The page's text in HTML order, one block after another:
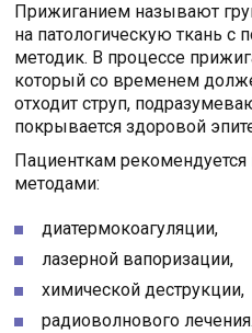
Прижиганием называют
на патологическую ткань
методик. В процессе
который со временем
отходит струп,
покрывается здоровой
Пациенткам
методами:
диатермокоагуляции,
лазерной вапоризации,
химической деструкции,
радиоволнового лечения.